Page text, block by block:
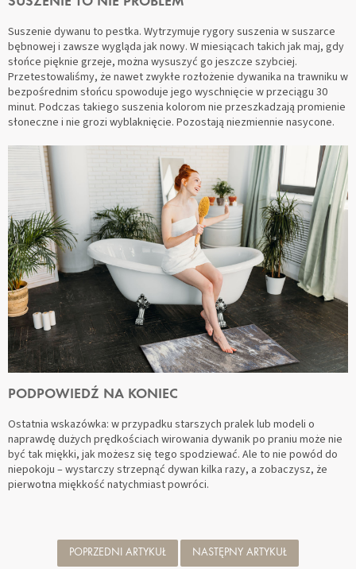
Suszenie dywanu to pestka. Wytrzymuje rygory suszenia w suszarce
bębnowej i zawsze wygląda jak nowy. W miesiącach takich jak maj, gdy
słońce pięknie grzeje, można wysuszyć go jeszcze szybciej.
Przetestowaliśmy, że nawet zwykłe rozłożenie dywanika na trawniku w
bezpośrednim słońcu spowoduje jego wyschnięcie w przeciągu 30
minut. Podczas takiego suszenia kolorom nie przeszkadzają promienie
słoneczne i nie grozi wyblaknięcie. Pozostają niezmiennie nasycone.
PODPOWIEDŹ NA KONIEC
Ostatnia wskazówka: w przypadku starszych pralek lub modeli o
naprawdę dużych prędkościach wirowania dywanik po praniu może nie
być tak miękki, jak możesz się tego spodziewać. Ale to nie powód do
niepokoju – wystarczy strzepnąć dywan kilka razy, a zobaczysz, że
pierwotna miękkość natychmiast powróci.
POPRZEDNI ARTYKUŁ NASTĘPNY ARTYKUŁ